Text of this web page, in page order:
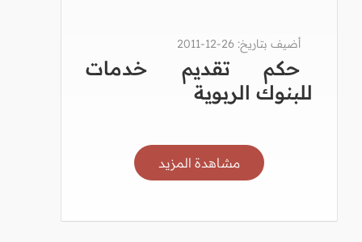
أضيف بتاريخ: 26-12-2011
حكم تقديم خدمات
للبنوك الربوية
مشاهدة المزيد